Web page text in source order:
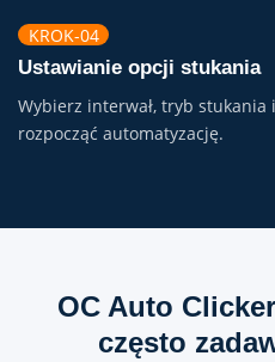
KROK-04
Ustawianie opcji stukania
Wybierz interwał, tryb
rozpocząć automatyzację.
OC Auto
często